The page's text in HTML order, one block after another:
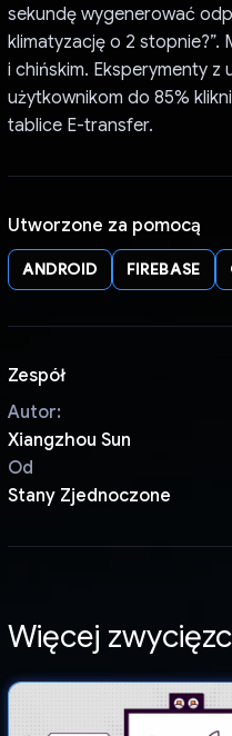
sekundę wygenerować
klimatyzację o 2 stopnie?”.
i chińskim. Eksperymenty z
użytkownikom do 85%
tablice E-transfer.
Utworzone za pomocą
ANDROID FIREBASE
Zespół
Autor:
Xiangzhou Sun
Od
Stany Zjednoczone
Więcej